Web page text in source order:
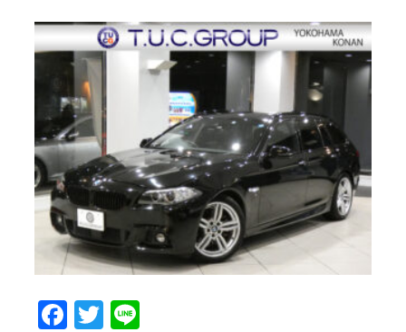
Facebook
Twitter